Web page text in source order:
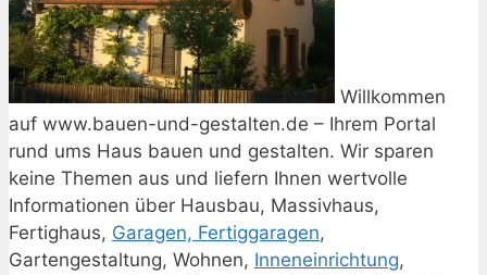
Willkommen
auf www.bauen-und-gestalten.de – Ihrem Portal
rund ums Haus bauen und gestalten. Wir sparen
keine Themen aus und liefern Ihnen wertvolle
Informationen über Hausbau, Massivhaus,
Fertighaus, Garagen, Fertiggaragen,
Gartengestaltung, Wohnen, Inneneinrichtung,